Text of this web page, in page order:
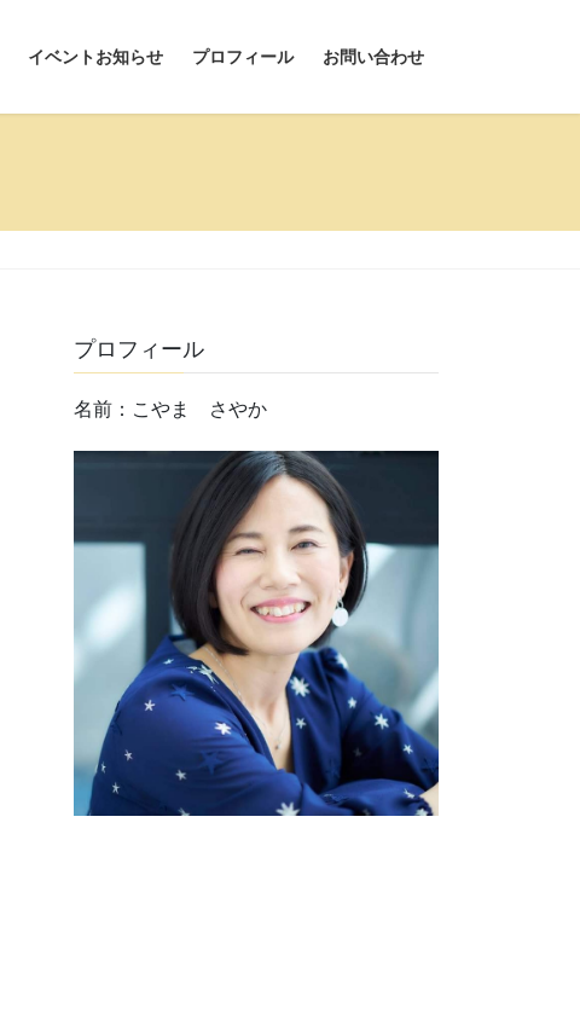
イベントお知らせ プロフィール お問い合わせ
プロフィール
名前：こやま さやか